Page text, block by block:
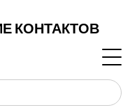
КОНТАКТОВ